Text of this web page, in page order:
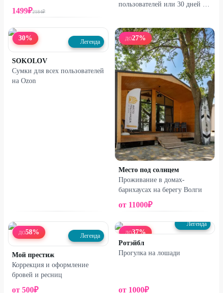
1499₽2184₽
пользователей или 30 дней за
30% Легенда
SOKOLOV
Сумки для всех пользователей
на Ozon
ДО27%
Место под солнцем
Проживание в домах-
барнхаусах на берегу Волги
от 11000₽
ДО58% Легенда
Мой престиж
Коррекция и оформление
бровей и ресниц
от 500₽
ДО37%
Легенда
Ротэйбл
Прогулка на лошади
от 1000₽